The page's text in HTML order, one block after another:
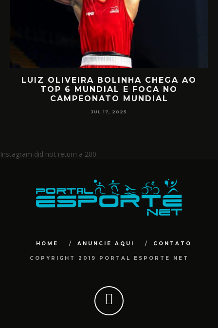
LUIZ OLIVEIRA BOLINHA CHEGA AO
TOP 6 MUNDIAL E FOCA NO
CAMPEONATO MUNDIAL
JUL 17, 2025
Instagram did not return a 200.
HOME ANUNCIE AQUI CONTATO
COPYRIGHT 2019 PORTAL ESPORTE NET